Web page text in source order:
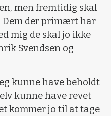
men fremtidig skal
der primært har
mig de skal jo ikke
Svendsen og
kunne have beholdt
kunne have revet
kommer jo til at tage